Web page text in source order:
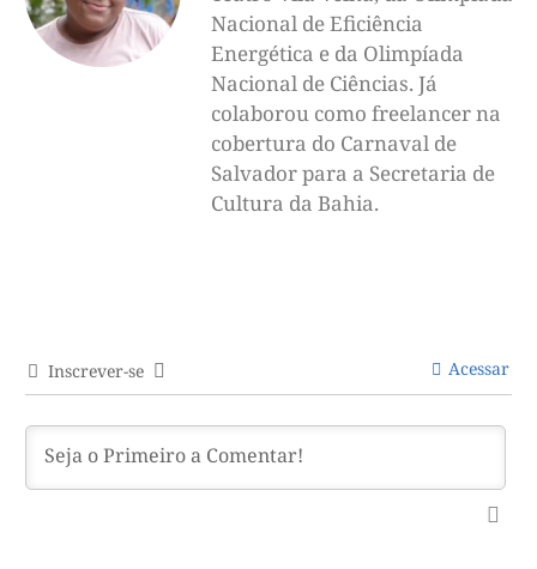
Nacional de Eficiência
Energética e da Olimpíada
Nacional de Ciências. Já
colaborou como freelancer na
cobertura do Carnaval de
Salvador para a Secretaria de
Cultura da Bahia.
Inscrever-se Acessar